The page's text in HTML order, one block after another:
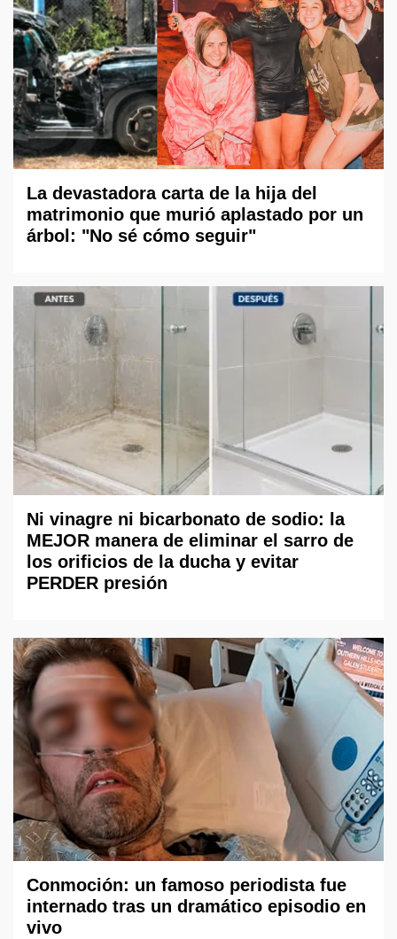
La devastadora carta de la hija del
matrimonio que murió aplastado por un
árbol: "No sé cómo seguir"
Ni vinagre ni bicarbonato de sodio: la
MEJOR manera de eliminar el sarro de
los orificios de la ducha y evitar
PERDER presión
Conmoción: un famoso periodista fue
internado tras un dramático episodio en
vivo